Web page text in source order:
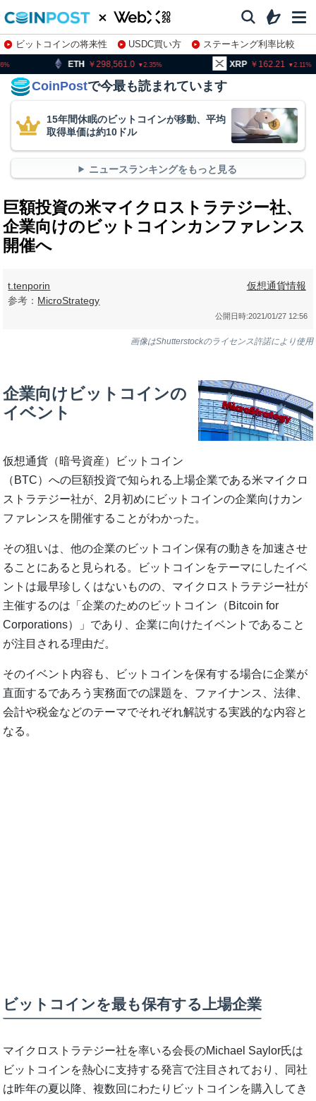
ビットコインの将来性 USDC買い方
ステーキング利率比較
株特集・関連銘柄
298,561.0 2.35 XRP 2.11 BNB
CoinPostで今最も読まれています
15年間休眠のビットコインが移動、平均
取得単価は約10ドル
ニュースランキングをもっと見る
巨額投資の米マイクロストラテジー社、
企業向けのビットコインカンファレンス
開催へ
t.tenporin
参考： MicroStrategy
仮想通貨情報
公開日時:2021/01/27 12:56
画像はShutterstockのライセンス許諾により使用
企業向けビットコインの
イベント
仮想通貨（暗号資産）ビットコイン
（BTC）への巨額投資で知られる上場企業である米マイクロ
ストラテジー社が、2月初めにビットコインの企業向けカン
ファレンスを開催することがわかった。
その狙いは、他の企業のビットコイン保有の動きを加速させ
ることにあると見られる。ビットコインをテーマにしたイベ
ントは最早珍しくはないものの、マイクロストラテジー社が
主催するのは「企業のためのビットコイン（Bitcoin for
Corporations）」であり、企業に向けたイベントであること
が注目される理由だ。
そのイベント内容も、ビットコインを保有する場合に企業が
直面するであろう実務面での課題を、ファイナンス、法律、
会計や税金などのテーマでそれぞれ解説する実践的な内容と
なる。
ビットコインを最も保有する上場企業
マイクロストラテジー社を率いる会長のMichael Saylor氏は
ビットコインを熱心に支持する発言で注目されており、同社
は昨年の夏以降、複数回にわたりビットコインを購入してき